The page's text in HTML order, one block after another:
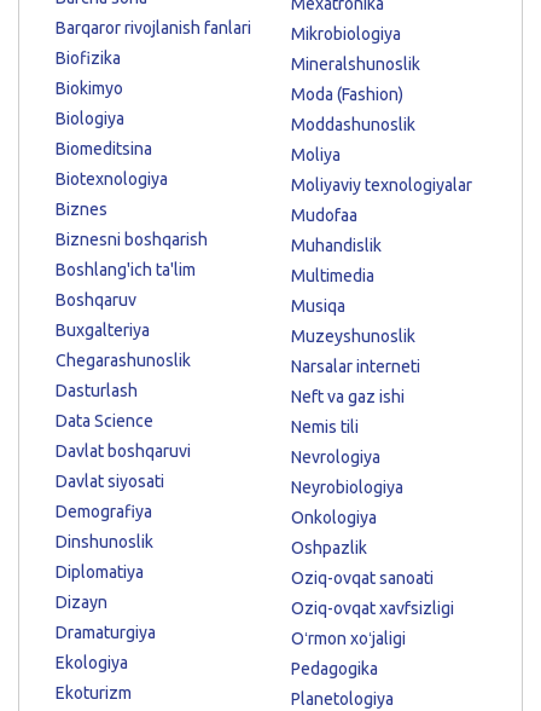
Barqaror rivojlanish fanlari
Biofizika
Biokimyo
Biologiya
Biomeditsina
Biotexnologiya
Biznes
Biznesni boshqarish
Boshlang'ich ta'lim
Boshqaruv
Buxgalteriya
Chegarashunoslik
Dasturlash
Data Science
Davlat boshqaruvi
Davlat siyosati
Demografiya
Dinshunoslik
Diplomatiya
Dizayn
Dramaturgiya
Ekologiya
Ekoturizm
Mexatronika
Mikrobiologiya
Mineralshunoslik
Moda (Fashion)
Moddashunoslik
Moliya
Moliyaviy texnologiyalar
Mudofaa
Muhandislik
Multimedia
Musiqa
Muzeyshunoslik
Narsalar interneti
Neft va gaz ishi
Nemis tili
Nevrologiya
Neyrobiologiya
Onkologiya
Oshpazlik
Oziq-ovqat sanoati
Oziq-ovqat xavfsizligi
Oʻrmon xoʻjaligi
Pedagogika
Planetologiya